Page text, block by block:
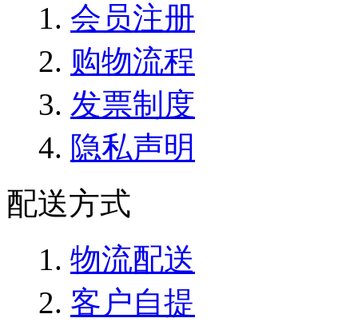
会员注册
购物流程
发票制度
隐私声明
配送方式
物流配送
客户自提